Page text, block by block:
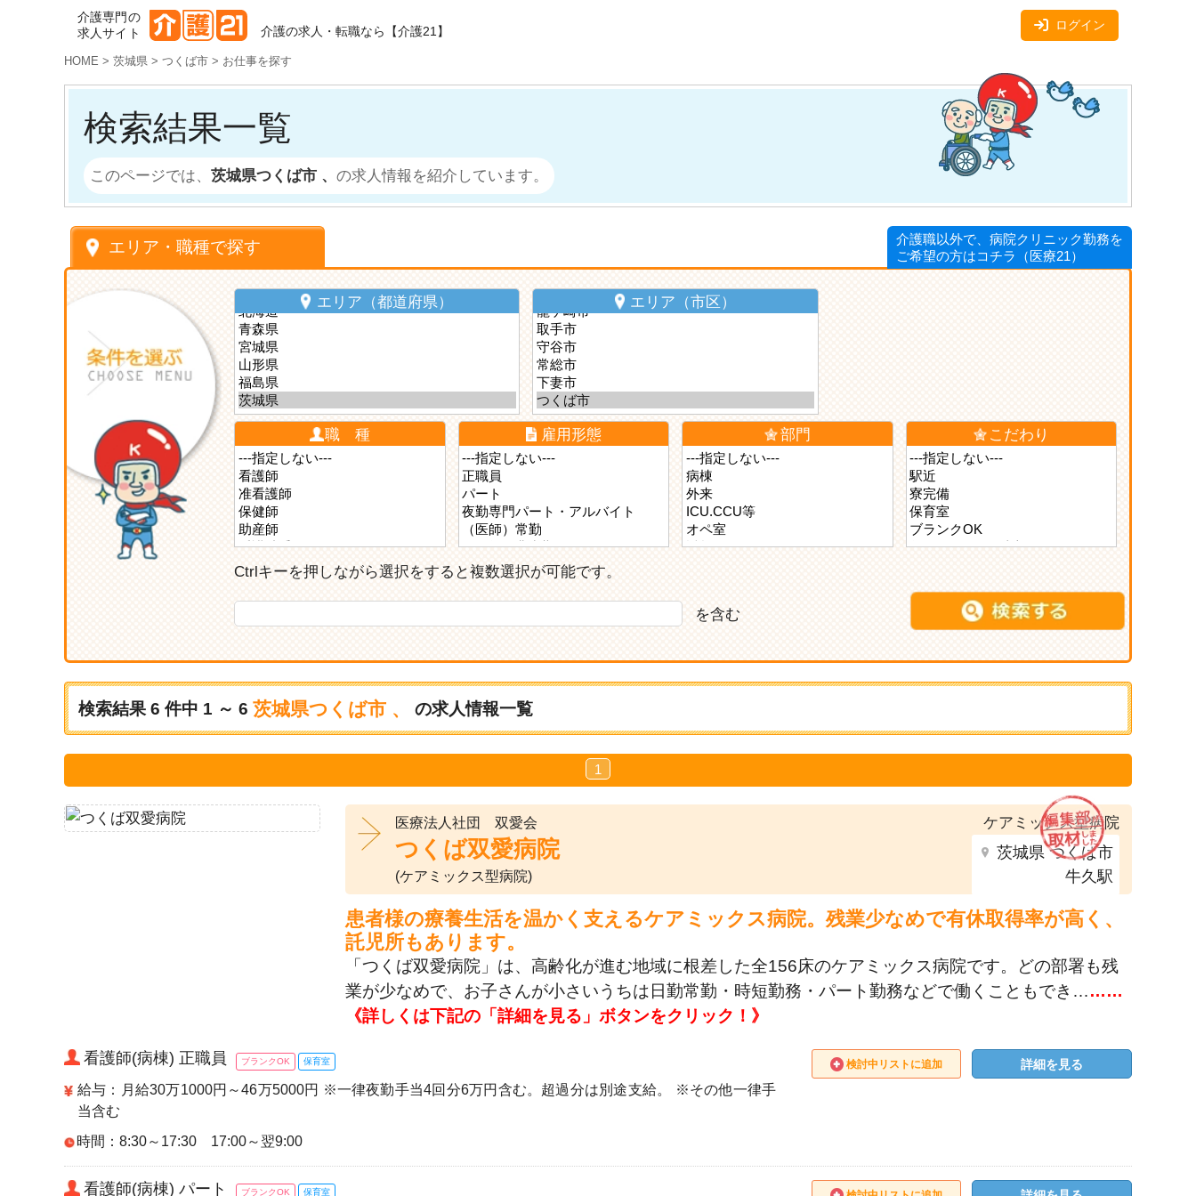
介護専門の
求人サイト
介護の求人・転職なら【介護21】 ログイン
HOME > 茨城県 > つくば市 > お仕事を探す
検索結果一覧
このページでは、 茨城県つくば市 、 の求人情報を紹介しています。
介護職以外で、病院クリニック勤務を
ご希望の方はコチラ（医療21）
エリア・職種で探す
エリア（都道府県） エリア（市区）
職 種 雇用形態 部門 こだわり
Ctrlキーを押しながら選択をすると複数選択が可能です。
を含む
検索結果 6 件中 1 ～ 6 茨城県つくば市 、 の求人情報一覧
1
医療法人社団 双愛会
つくば双愛病院
(ケアミックス型病院)
ケアミックス型病院
茨城県 つくば市
牛久駅
患者様の療養生活を温かく支えるケアミックス病院。残業少なめで有休取得率が高く、
託児所もあります。
「つくば双愛病院」は、高齢化が進む地域に根差した全156床のケアミックス病院です。どの部署も残
業が少なめで、お子さんが小さいうちは日勤常勤・時短勤務・パート勤務などで働くこともでき………
《詳しくは下記の「詳細を見る」ボタンをクリック！》
看護師(病棟) 正職員 ブランクOK 保育室
給与：月給30万1000円～46万5000円 ※一律夜勤手当4回分6万円含む。超過分は別途支給。 ※その他一律手
当含む
時間：8:30～17:30 17:00～翌9:00
検討中リストに追加 詳細を見る
看護師(病棟) パート ブランクOK 保育室